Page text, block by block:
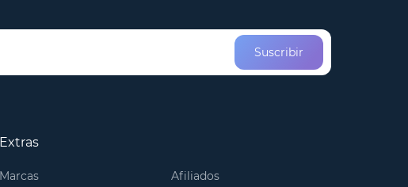
Suscribir
Extras
Marcas Afiliados